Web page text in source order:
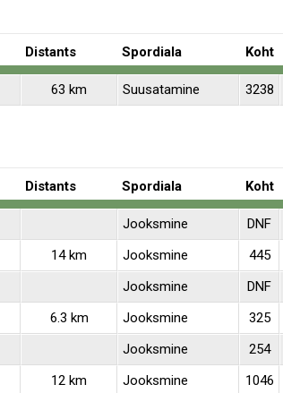
Distants Spordiala Koht
63 km Suusatamine 3238
Distants Spordiala Koht
Jooksmine DNF
14 km Jooksmine 445
Jooksmine DNF
6.3 km Jooksmine 325
Jooksmine 254
12 km Jooksmine 1046